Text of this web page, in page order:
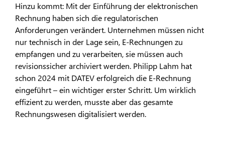
Hinzu kommt: Mit der Einführung der elektronischen
Rechnung haben sich die regulatorischen
Anforderungen verändert. Unternehmen müssen nicht
nur technisch in der Lage sein, E-Rechnungen zu
empfangen und zu verarbeiten, sie müssen auch
revisionssicher archiviert werden. Philipp Lahm hat
schon 2024 mit DATEV erfolgreich die E-Rechnung
eingeführt – ein wichtiger erster Schritt. Um wirklich
effizient zu werden, musste aber das gesamte
Rechnungswesen digitalisiert werden.